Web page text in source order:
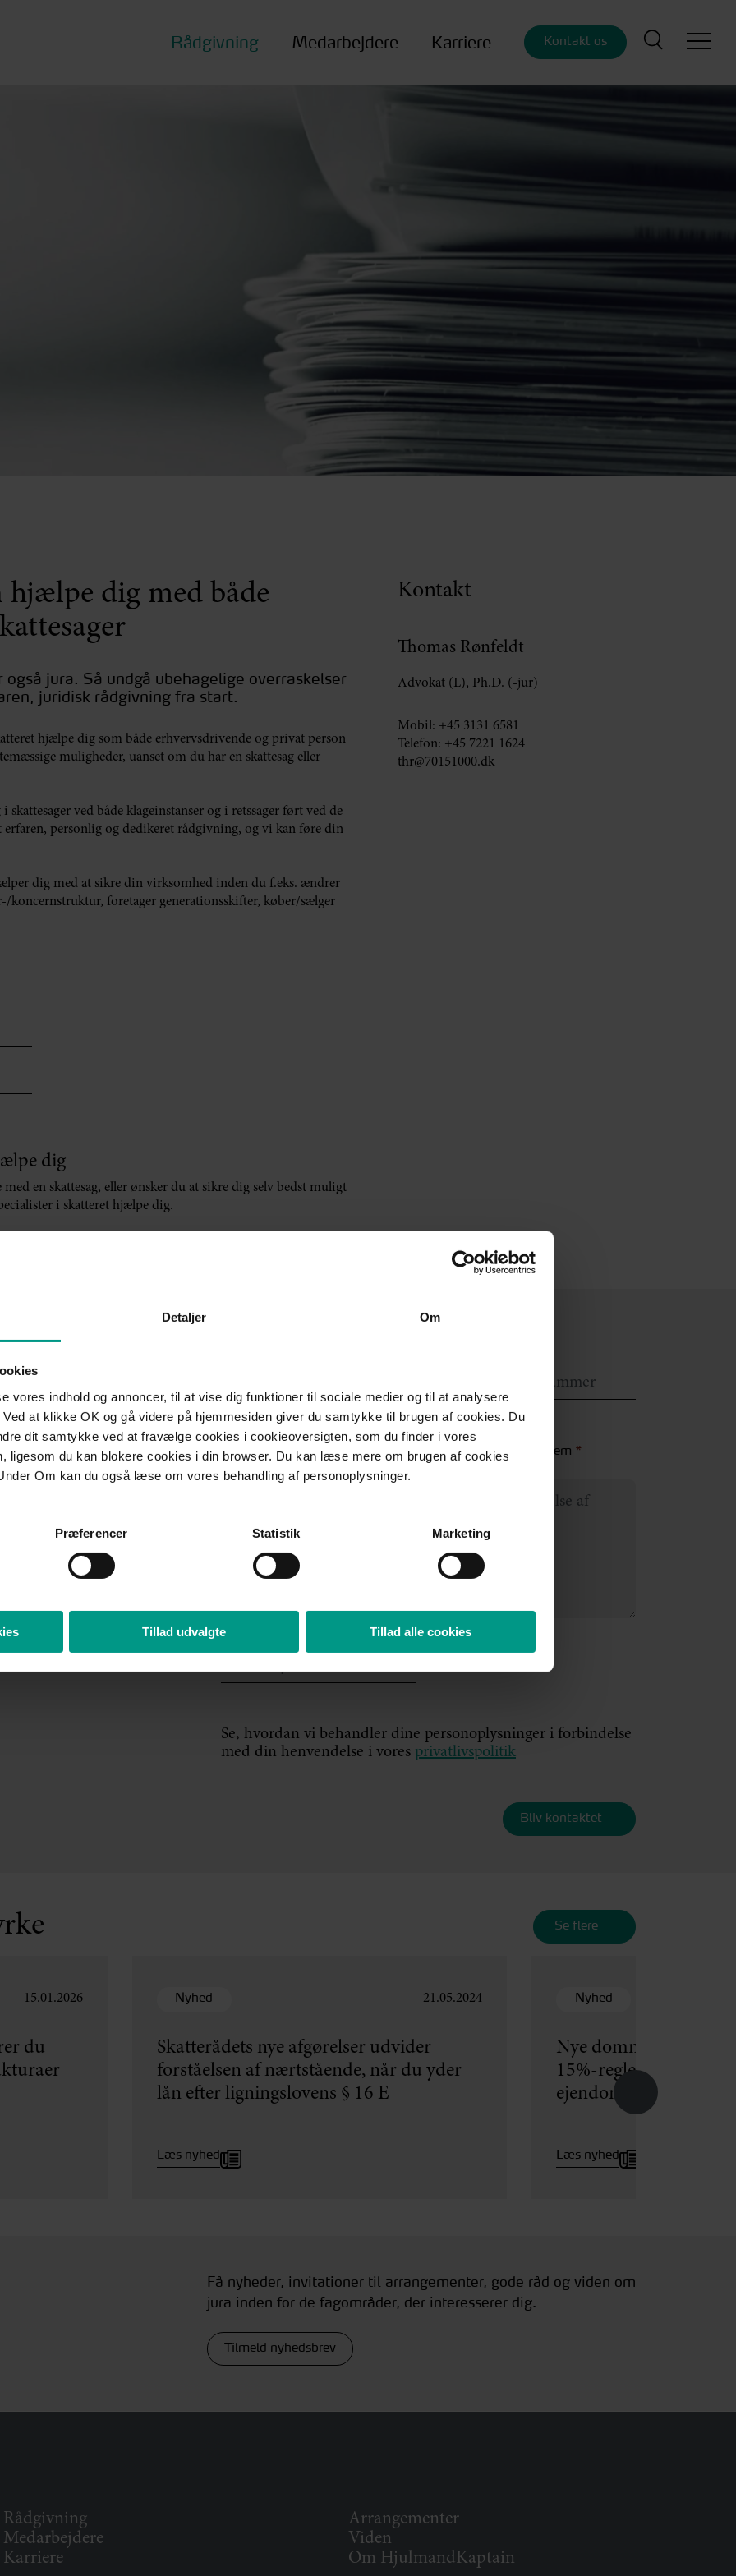
Detaljer Om
vores indhold og annoncer, til at vise dig funktioner til sociale medier og til at analysere
at klikke OK og gå videre på hjemmesiden giver du samtykke til brugen af cookies. Du
dit samtykke ved at fravælge cookies i cookieoversigten, som du finder i vores
ligesom du kan blokere cookies i din browser. Du kan læse mere om brugen af cookies
Om kan du også læse om vores behandling af personoplysninger.
Præferencer Statistik Marketing
Tillad udvalgte Tillad alle cookies
Rådgivning Medarbejdere Karriere Kontakt os
hjælpe dig med både
jura. Så undgå ubehagelige overraskelser
juridisk rådgivning fra start.
hjælpe dig som både erhvervsdrivende og privat person
muligheder, uanset om du har en skattesag eller
ved både klageinstanser og i retssager ført ved de
personlig og dedikeret rådgivning, og vi kan føre din
dig med at sikre din virksomhed inden du f.eks. ændrer
koncernstruktur, foretager generationsskifter, køber/sælger
dig
en skattesag, eller ønsker du at sikre dig selv bedst muligt
i skatteret hjælpe dig.
og rådgivning.
Kontakt
Thomas Rønfeldt
Advokat (L), Ph.D. (-jur)
Mobil: +45 3131 6581
Telefon: +45 7221 1624
thr@70151000.dk
med
felterne. Så
hverdag.
Se vores
Mailadresse *
By
Beskrivelse af problem *
Se, hvordan vi behandler dine personoplysninger i forbindelse
med din henvendelse i vores privatlivspolitik
Se flere
15.01.2026
du
Nyhed 21.05.2024
Skatterådets nye afgørelser udvider
forståelsen af nærtstående, når du yder
lån efter ligningslovens § 16 E
Læs nyhed
Nyhed
Nye domme skærper
15%-reglen ved
ejendom til
Læs nyhed
Få nyheder, invitationer til arrangementer, gode råd og viden om
jura inden for de fagområder, der interesserer dig.
Tilmeld nyhedsbrev
Rådgivning
Medarbejdere
Karriere
Arrangementer
Viden
Om HjulmandKaptain